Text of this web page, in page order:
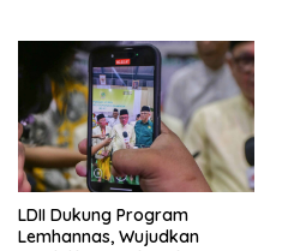
LDII Dukung Program
Lemhannas, Wujudkan